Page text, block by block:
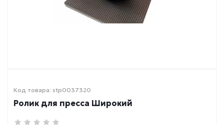
Код товара: stp0037320
Ролик для пресса Широкий